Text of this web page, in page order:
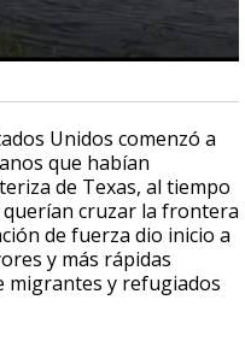
Unidos comenzó a
que habían
de Texas, al tiempo
cruzar la frontera
de fuerza dio inicio a
y más rápidas
migrantes y refugiados